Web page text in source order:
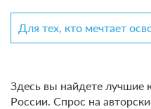
Для тех, кто мечтает
Здесь вы найдете лучшие
России. Спрос на